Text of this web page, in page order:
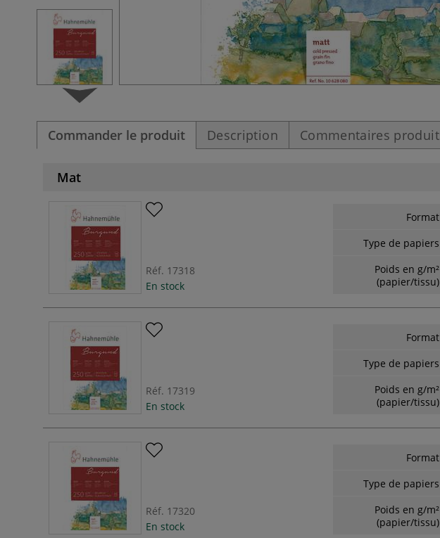
Commander le produit Description Commentaires
Mat
Réf. 17318
En stock
Format
Type de papiers
Poids en g/m²
(papier/tissu)
Réf. 17319
En stock
Format
Type de papiers
Poids en g/m²
(papier/tissu)
Réf. 17320
En stock
Format
Type de papiers
Poids en g/m²
(papier/tissu)